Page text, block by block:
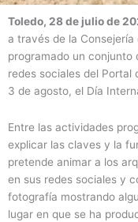
Toledo, 28 de julio de
a través de la
programado un
redes sociales del Portal
3 de agosto, el Día
Entre las actividades
explicar las claves y la
pretende animar a los
en sus redes sociales y
fotografía mostrando
lugar en que se ha